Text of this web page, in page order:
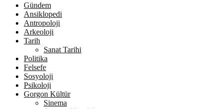
Gündem
Ansiklopedi
Antropoloji
Arkeoloji
Tarih
Sanat Tarihi
Politika
Felsefe
Sosyoloji
Psikoloji
Gorgon Kültür
Sinema